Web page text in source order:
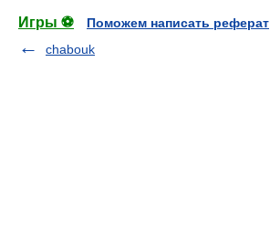
Игры ⚽
Поможем написать реферат
chabouk